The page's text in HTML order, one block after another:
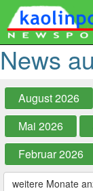
News
August 2026
Mai 2026
Februar 2026
weitere Monate